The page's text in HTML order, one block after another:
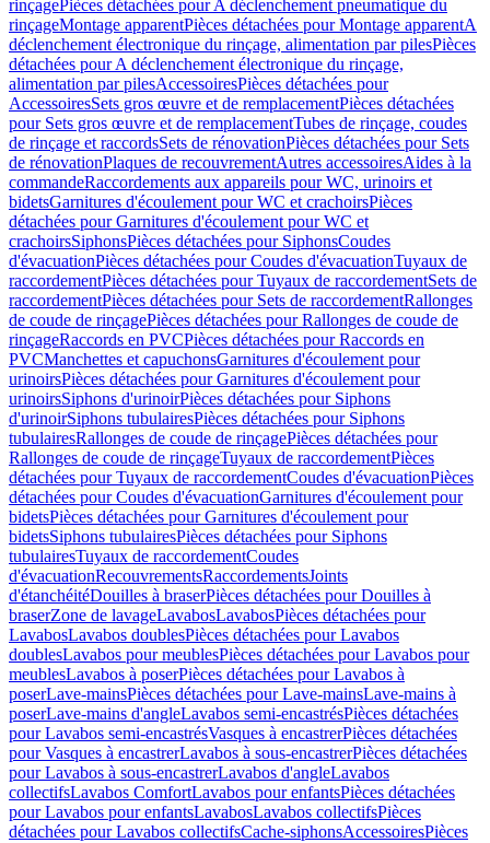
rinçagePièces détachées pour A déclenchement pneumatique du
rinçageMontage apparentPièces détachées pour Montage apparentA
déclenchement électronique du rinçage, alimentation par pilesPièces
détachées pour A déclenchement électronique du rinçage,
alimentation par pilesAccessoiresPièces détachées pour
AccessoiresSets gros œuvre et de remplacementPièces détachées
pour Sets gros œuvre et de remplacementTubes de rinçage, coudes
de rinçage et raccordsSets de rénovationPièces détachées pour Sets
de rénovationPlaques de recouvrementAutres accessoiresAides à la
commandeRaccordements aux appareils pour WC, urinoirs et
bidetsGarnitures d'écoulement pour WC et crachoirsPièces
détachées pour Garnitures d'écoulement pour WC et
crachoirsSiphonsPièces détachées pour SiphonsCoudes
d'évacuationPièces détachées pour Coudes d'évacuationTuyaux de
raccordementPièces détachées pour Tuyaux de raccordementSets de
raccordementPièces détachées pour Sets de raccordementRallonges
de coude de rinçagePièces détachées pour Rallonges de coude de
rinçageRaccords en PVCPièces détachées pour Raccords en
PVCManchettes et capuchonsGarnitures d'écoulement pour
urinoirsPièces détachées pour Garnitures d'écoulement pour
urinoirsSiphons d'urinoirPièces détachées pour Siphons
d'urinoirSiphons tubulairesPièces détachées pour Siphons
tubulairesRallonges de coude de rinçagePièces détachées pour
Rallonges de coude de rinçageTuyaux de raccordementPièces
détachées pour Tuyaux de raccordementCoudes d'évacuationPièces
détachées pour Coudes d'évacuationGarnitures d'écoulement pour
bidetsPièces détachées pour Garnitures d'écoulement pour
bidetsSiphons tubulairesPièces détachées pour Siphons
tubulairesTuyaux de raccordementCoudes
d'évacuationRecouvrementsRaccordementsJoints
d'étanchéitéDouilles à braserPièces détachées pour Douilles à
braserZone de lavageLavabosLavabosPièces détachées pour
LavabosLavabos doublesPièces détachées pour Lavabos
doublesLavabos pour meublesPièces détachées pour Lavabos pour
meublesLavabos à poserPièces détachées pour Lavabos à
poserLave-mainsPièces détachées pour Lave-mainsLave-mains à
poserLave-mains d'angleLavabos semi-encastrésPièces détachées
pour Lavabos semi-encastrésVasques à encastrerPièces détachées
pour Vasques à encastrerLavabos à sous-encastrerPièces détachées
pour Lavabos à sous-encastrerLavabos d'angleLavabos
collectifsLavabos ComfortLavabos pour enfantsPièces détachées
pour Lavabos pour enfantsLavabosLavabos collectifsPièces
détachées pour Lavabos collectifsCache-siphonsAccessoiresPièces